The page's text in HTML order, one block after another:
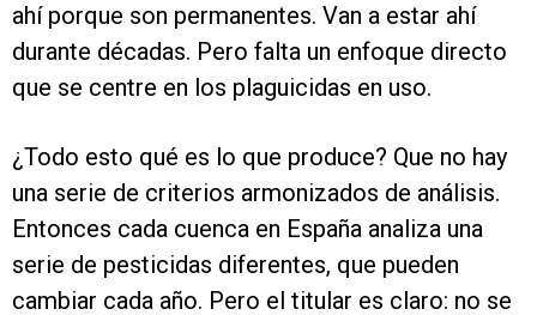
ahí porque son permanentes. Van a estar ahí
durante décadas. Pero falta un enfoque directo
que se centre en los plaguicidas en uso.
¿Todo esto qué es lo que produce? Que no hay
una serie de criterios armonizados de análisis.
Entonces cada cuenca en España analiza una
serie de pesticidas diferentes, que pueden
cambiar cada año. Pero el titular es claro: no se